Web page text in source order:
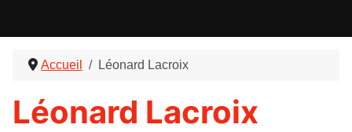
Accueil Léonard Lacroix
Léonard Lacroix